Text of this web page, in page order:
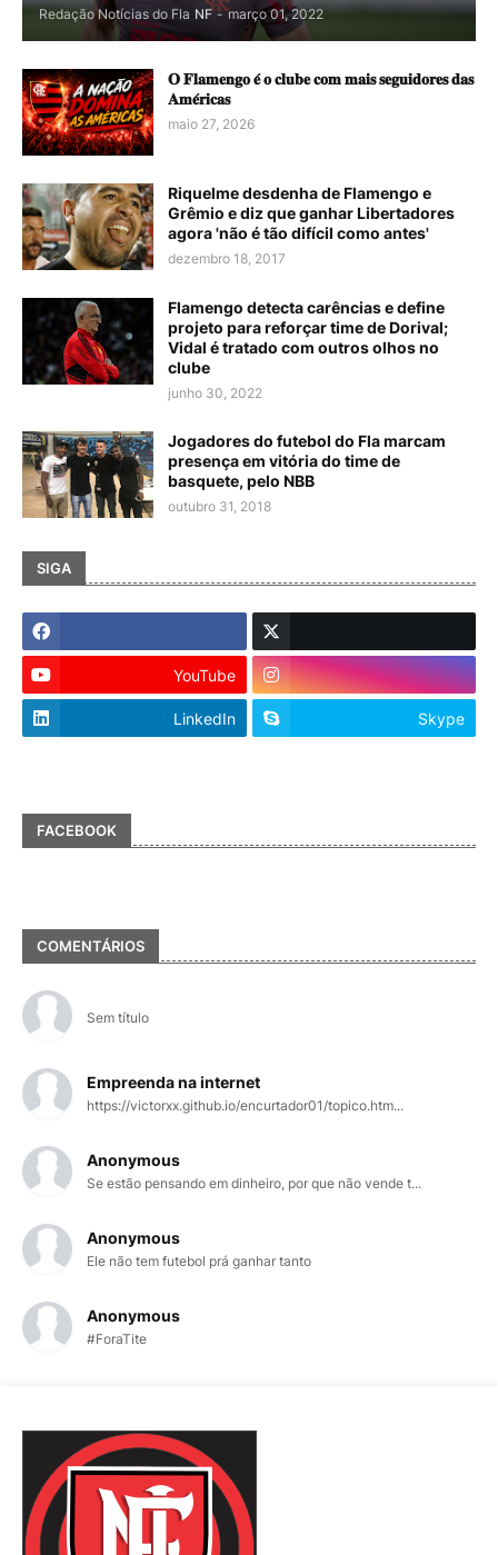
Redação Notícias do Fla NF - março 01, 2022
𝐎 𝐅𝐥𝐚𝐦𝐞𝐧𝐠𝐨 𝐞́ 𝐨 𝐜𝐥𝐮𝐛𝐞 𝐜𝐨𝐦 𝐦𝐚𝐢𝐬 𝐬𝐞𝐠𝐮𝐢𝐝𝐨𝐫𝐞𝐬 𝐝𝐚𝐬
𝐀𝐦𝐞́𝐫𝐢𝐜𝐚𝐬
maio 27, 2026
Riquelme desdenha de Flamengo e
Grêmio e diz que ganhar Libertadores
agora 'não é tão difícil como antes'
dezembro 18, 2017
Flamengo detecta carências e define
projeto para reforçar time de Dorival;
Vidal é tratado com outros olhos no
clube
junho 30, 2022
Jogadores do futebol do Fla marcam
presença em vitória do time de
basquete, pelo NBB
outubro 31, 2018
SIGA
YouTube
LinkedIn Skype
FACEBOOK
COMENTÁRIOS
Sem título
Empreenda na internet
https://victorxx.github.io/encurtador01/topico.htm...
Anonymous
Se estão pensando em dinheiro, por que não vende t...
Anonymous
Ele não tem futebol prá ganhar tanto
Anonymous
#ForaTite